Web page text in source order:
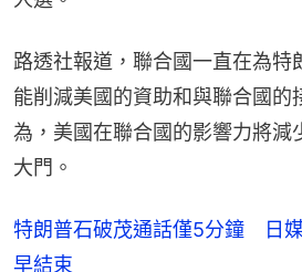
路透社報道，聯合國一直在為特
能削減美國的資助和與聯合國的
為，美國在聯合國的影響力將減
大門。
特朗普石破茂通話僅5分鐘 日
早結束